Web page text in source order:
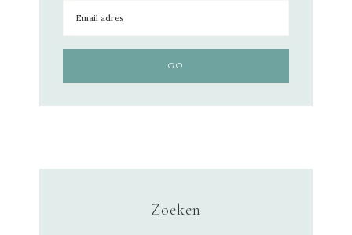
Zoeken